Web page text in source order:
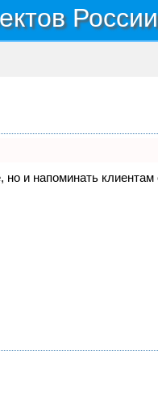
России
но и напоминать